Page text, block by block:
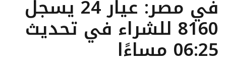
في مصر: عيار 24 يسجل
8160 للشراء في تحديث
06:25 مساءًا